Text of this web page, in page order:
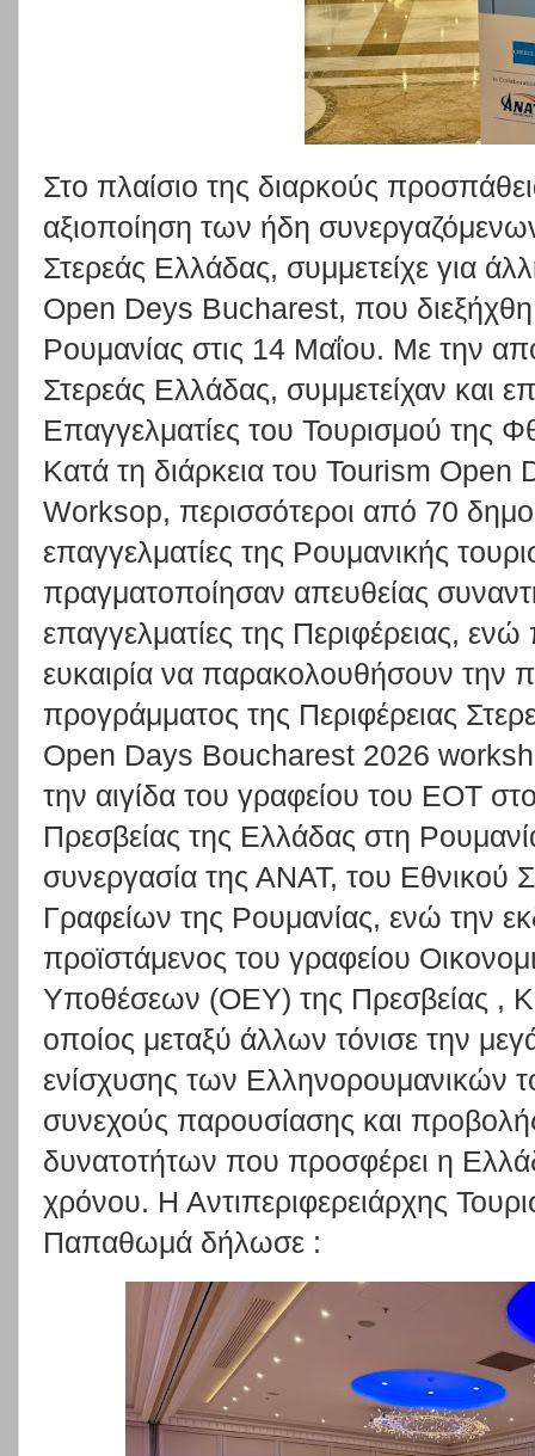
Στο πλαίσιο της διαρκούς
αξιοποίηση των ήδη
Στερεάς Ελλάδας, συμμετείχε για
Open Deys Bucharest, που
Ρουμανίας στις 14 Μαΐου. Με την
Στερεάς Ελλάδας, συμμετείχαν και
Επαγγελματίες του Τουρισμού της
Κατά τη διάρκεια του Tourism
Worksop, περισσότεροι από 70
επαγγελματίες της Ρουμανικής
πραγματοποίησαν απευθείας
επαγγελματίες της Περιφέρειας,
ευκαιρία να παρακολουθήσουν την
προγράμματος της Περιφέρειας
Open Days Boucharest 2026
την αιγίδα του γραφείου του ΕΟΤ
Πρεσβείας της Ελλάδας στη
συνεργασία της ΑΝΑΤ, του Εθνικού
Γραφείων της Ρουμανίας, ενώ την
προϊστάμενος του γραφείου
Υποθέσεων (ΟΕΥ) της Πρεσβείας ,
οποίος μεταξύ άλλων τόνισε την
ενίσχυσης των Ελληνορουμανικών
συνεχούς παρουσίασης και
δυνατοτήτων που προσφέρει η
χρόνου. Η Αντιπεριφερειάρχης
Παπαθωμά δήλωσε :